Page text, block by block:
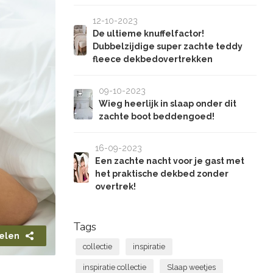
12-10-2023
De ultieme knuffelfactor!
Dubbelzijdige super zachte teddy
fleece dekbedovertrekken
09-10-2023
Wieg heerlijk in slaap onder dit
zachte boot beddengoed!
16-09-2023
Een zachte nacht voor je gast met
het praktische dekbed zonder
overtrek!
Tags
collectie inspiratie
inspiratie collectie Slaap weetjes